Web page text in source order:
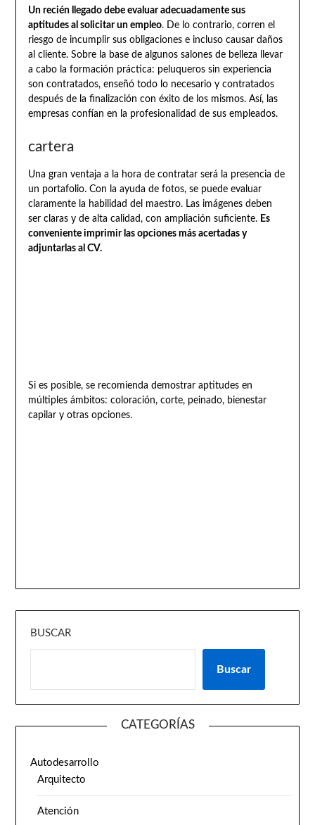
Un recién llegado debe evaluar adecuadamente sus
aptitudes al solicitar un empleo. De lo contrario, corren el
riesgo de incumplir sus obligaciones e incluso causar daños
al cliente. Sobre la base de algunos salones de belleza llevar
a cabo la formación práctica: peluqueros sin experiencia
son contratados, enseñó todo lo necesario y contratados
después de la finalización con éxito de los mismos. Así, las
empresas confían en la profesionalidad de sus empleados.
cartera
Una gran ventaja a la hora de contratar será la presencia de
un portafolio. Con la ayuda de fotos, se puede evaluar
claramente la habilidad del maestro. Las imágenes deben
ser claras y de alta calidad, con ampliación suficiente. Es
conveniente imprimir las opciones más acertadas y
adjuntarlas al CV.
Si es posible, se recomienda demostrar aptitudes en
múltiples ámbitos: coloración, corte, peinado, bienestar
capilar y otras opciones.
BUSCAR
Buscar
CATEGORÍAS
Autodesarrollo
Arquitecto
Atención